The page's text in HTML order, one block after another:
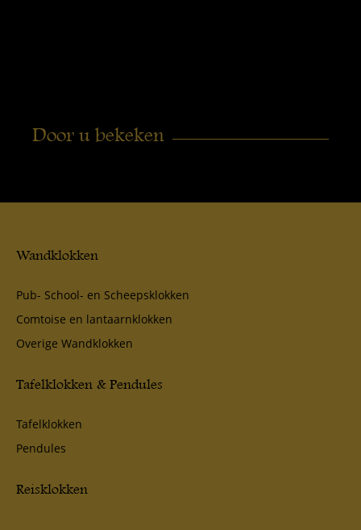
Door u bekeken
Wandklokken
Pub- School- en Scheepsklokken
Comtoise en lantaarnklokken
Overige Wandklokken
Tafelklokken & Pendules
Tafelklokken
Pendules
Reisklokken